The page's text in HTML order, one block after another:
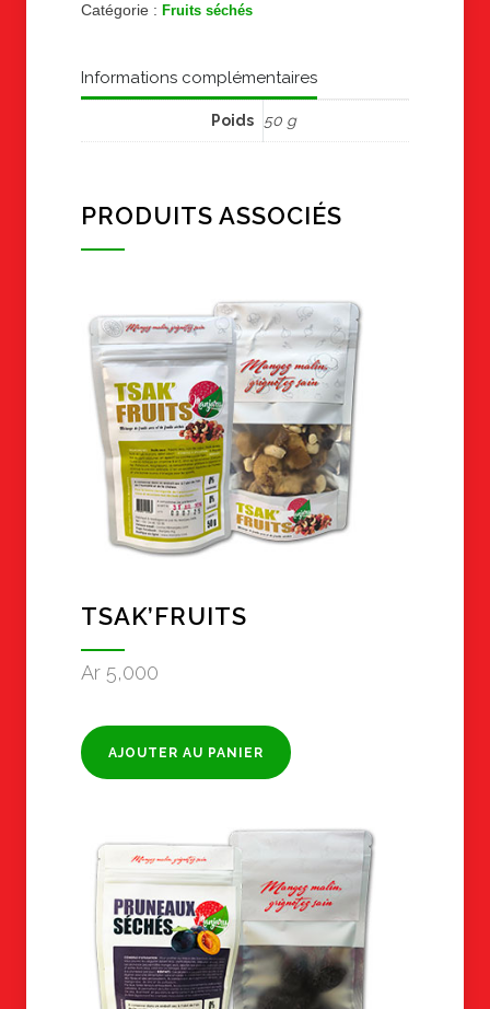
Catégorie : Fruits séchés
Informations complémentaires
Poids 50 g
PRODUITS ASSOCIÉS
TSAK’FRUITS
Ar 5,000
AJOUTER AU PANIER